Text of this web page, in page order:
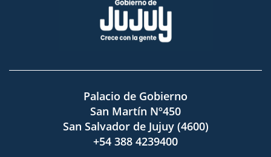
Palacio de Gobierno
San Martín Nº450
San Salvador de Jujuy (4600)
+54 388 4239400